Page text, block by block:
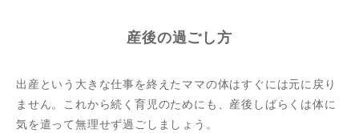
産後の過ごし方
出産という大きな仕事を終えたママの体はすぐには元に戻り
ません。これから続く育児のためにも、産後しばらくは体に
気を遣って無理せず過ごしましょう。